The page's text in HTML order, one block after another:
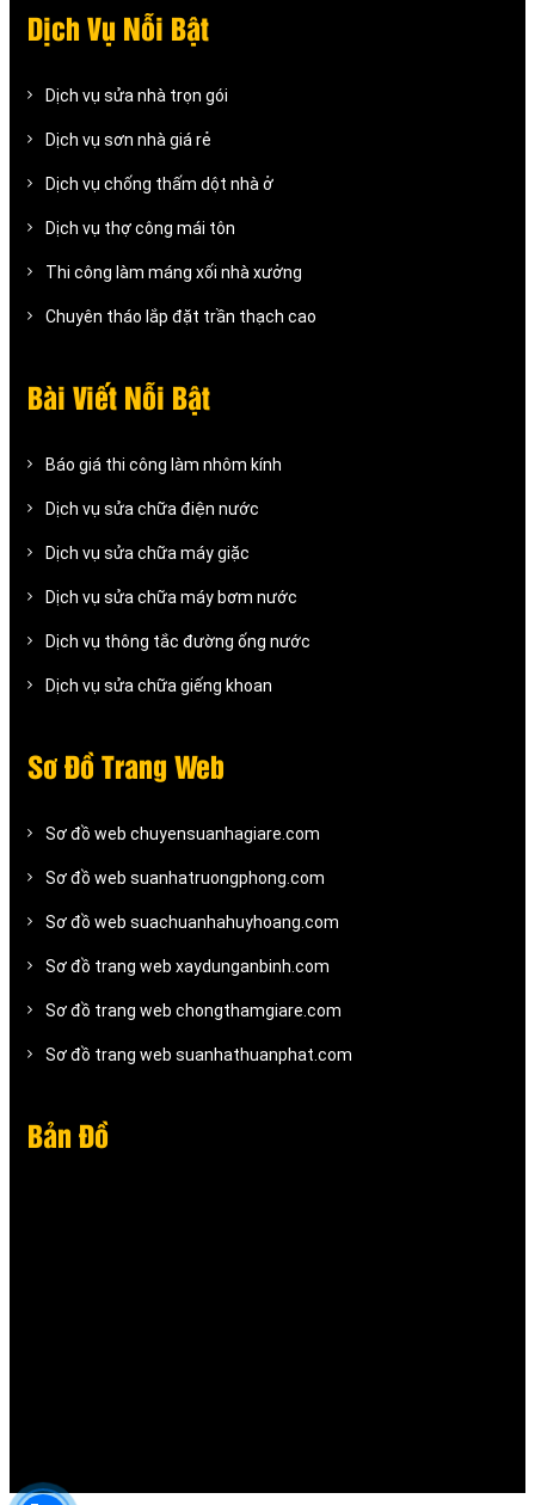
Dịch Vụ Nỗi Bật
Dịch vụ sửa nhà trọn gói
Dịch vụ sơn nhà giá rẻ
Dịch vụ chống thấm dột nhà ở
Dịch vụ thợ công mái tôn
Thi công làm máng xối nhà xưởng
Chuyên tháo lắp đặt trần thạch cao
Bài Viết Nỗi Bật
Báo giá thi công làm nhôm kính
Dịch vụ sửa chữa điện nước
Dịch vụ sửa chữa máy giặc
Dịch vụ sửa chữa máy bơm nước
Dịch vụ thông tắc đường ống nước
Dịch vụ sửa chữa giếng khoan
Sơ Đồ Trang Web
Sơ đồ web chuyensuanhagiare.com
Sơ đồ web suanhatruongphong.com
Sơ đồ web suachuanhahuyhoang.com
Sơ đồ trang web xaydunganbinh.com
Sơ đồ trang web chongthamgiare.com
Sơ đồ trang web suanhathuanphat.com
Bản Đồ